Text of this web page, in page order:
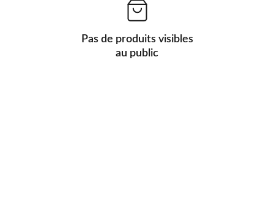
Pas de produits visibles
au public